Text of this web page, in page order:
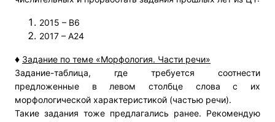
2015 – В6
2017 – А24
♦ Задание по теме «Морфология. Части речи»
Задание-таблица, где требуется соотнести
предложенные в левом столбце слова с их
морфологической характеристикой (частью речи).
Такие задания тоже предлагались ранее. Рекомендую